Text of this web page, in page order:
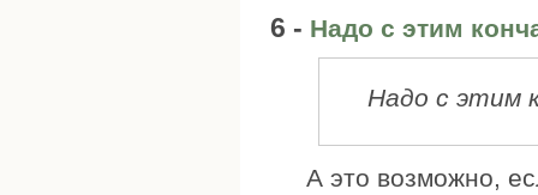
6 - Надо с этим
Надо с этим
А это возможно,